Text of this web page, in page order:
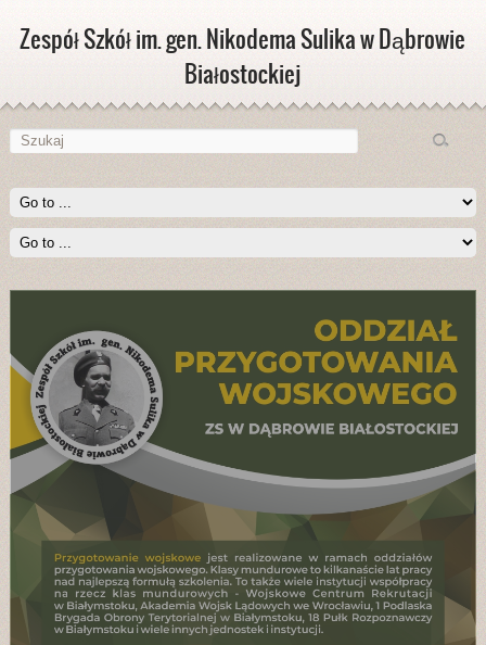
Zespół Szkół im. gen. Nikodema Sulika w Dąbrowie
Białostockiej